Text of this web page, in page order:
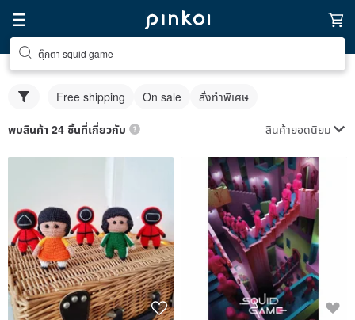
ตุ๊กตา squid game
Free shipping On sale สั่งทำพิเศษ
พบสินค้า 24 ชิ้นที่เกี่ยวกับ สินค้ายอดนิยม